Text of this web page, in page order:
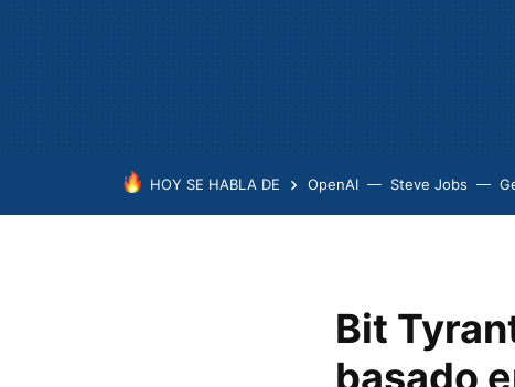
HOY SE HABLA DE OpenAI Steve Jobs
Bit
basado